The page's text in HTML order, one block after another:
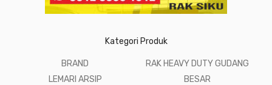
Kategori Produk
BRAND
LEMARI ARSIP
RAK HEAVY DUTY GUDANG
BESAR